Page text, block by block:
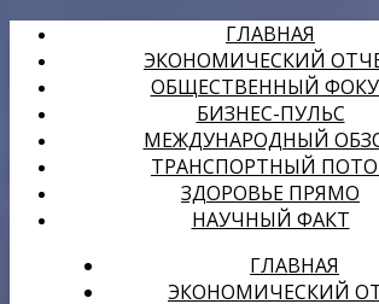
ГЛАВНАЯ
ЭКОНОМИЧЕСКИЙ
ОБЩЕСТВЕННЫЙ
БИЗНЕС-ПУЛЬС
МЕЖДУНАРОДНЫЙ
ТРАНСПОРТНЫЙ
ЗДОРОВЬЕ ПРЯМО
НАУЧНЫЙ ФАКТ
ГЛАВНАЯ
ЭКОНОМИЧЕСКИЙ